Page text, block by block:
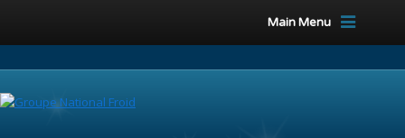
Main Menu